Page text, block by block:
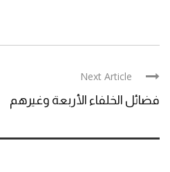
Next Article
فضائل الخلفاء الأربعة وغيرهم